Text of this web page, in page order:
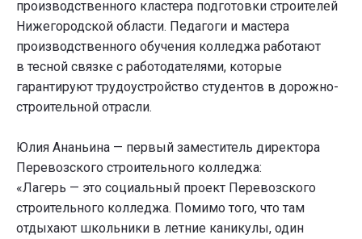
производственного кластера подготовки строителей
Нижегородской области. Педагоги и мастера
производственного обучения колледжа работают
в тесной связке с работодателями, которые
гарантируют трудоустройство студентов в дорожно-
строительной отрасли.
Юлия Ананьина — первый заместитель директора
Перевозского строительного колледжа:
«Лагерь — это социальный проект Перевозского
строительного колледжа. Помимо того, что там
отдыхают школьники в летние каникулы, один